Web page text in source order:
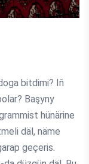
bitdimi? Iň
Başyny
hünärine
däl, näme
geçeris.